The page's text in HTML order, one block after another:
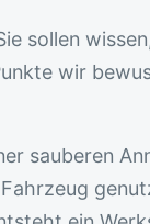
sollen
wir
sauberen